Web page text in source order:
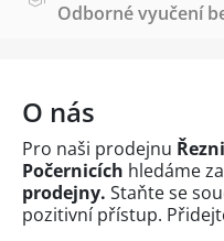
Odborné vyučení
O nás
Pro naši prodejnu
Počernicích hledáme
prodejny. Staňte se
pozitivní přístup.